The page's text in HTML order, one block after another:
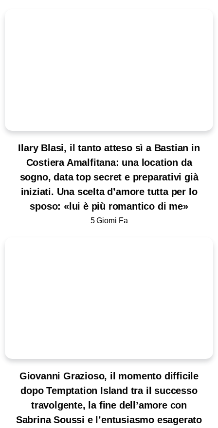
Ilary Blasi, il tanto atteso sì a Bastian in
Costiera Amalfitana: una location da
sogno, data top secret e preparativi già
iniziati. Una scelta d’amore tutta per lo
sposo: «lui è più romantico di me»
5 Giorni Fa
Giovanni Grazioso, il momento difficile
dopo Temptation Island tra il successo
travolgente, la fine dell’amore con
Sabrina Soussi e l’entusiasmo esagerato